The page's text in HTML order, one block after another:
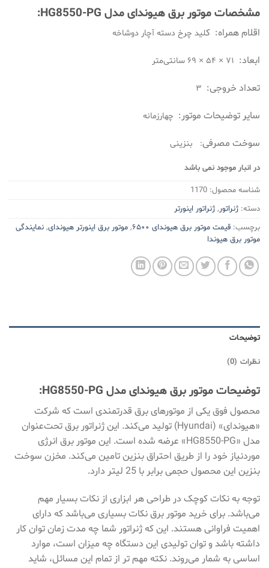
مشخصات موتور برق هیوندای مدل HG8550-PG:
اقلام همراه: کلید چرخ دسته آچار دوشاخه
ابعاد: ۷۱ × ۵۴ × ۶۹ سانتی‌متر
تعداد خروجی: ۳
سایر توضیحات موتور: چهارزمانه
سوخت مصرفی: بنزینی
در انبار موجود نمی باشد
شناسه محصول: 1170
دسته: ژنراتور, ژنراتور اینورتر
برچسب: قیمت موتور برق هیوندای ۶۵۰۰ , موتور برق اینورتر هیوندای, نمایندگی
موتور برق هیوندا
توضیحات
نظرات (0)
توضیحات موتور برق هیوندای مدل HG8550-PG:
محصول فوق یکی از موتورهای برق قدرتمندی است که شرکت
«هیوندای» (Hyundai) تولید می‌کند. این ژنراتور برق تحت‌عنوان
مدل «HG8550-PG» عرضه شده است. این موتور برق انرژی
موردنیاز خود را از طریق احتراق بنزین تامین می‌کند. مخزن سوخت
بنزین این محصول حجمی برابر با 25 لیتر دارد.
توجه به نکات کوچک در طراحی هر ابزاری از نکات بسیار مهم
می‌باشد. برای خرید موتور برق نکات بسیاری می‌باشد که دارای
اهمیت فراوانی هستند. این که ژنراتور شما چه مدت زمان توان کار
داشته باشد و توان تولیدی این دستگاه چه میزان است، موارد
اساسی به شمار می‌روند. نکته مهم تر از تمام این مسائل، شاید